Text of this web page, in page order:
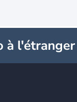
à l'étranger